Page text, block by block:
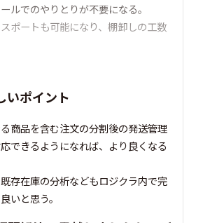
ルでのやりとりが不要になる。
ポートも可能になり、棚卸しの工数
いポイント
商品を含む注文の分割後の発送管理
できるようになれば、より良くなる
存在庫の分析などもロジクラ内で完
いと思う。